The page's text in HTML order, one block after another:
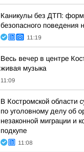
Каникулы без ДТП:
безопасного поведения
11:19
Весь вечер в центре
живая музыка
11:09
В Костромской области
по уголовному делу об
незаконной миграции и
подкупе
11:08